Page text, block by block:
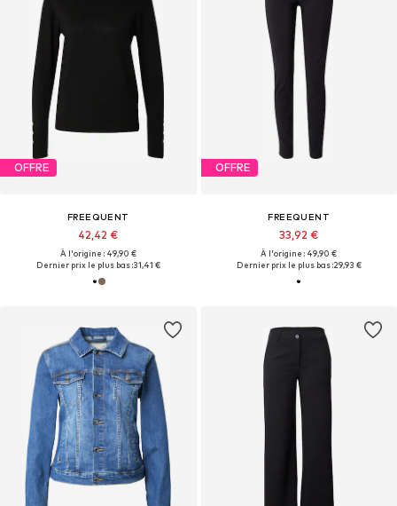
OFFRE
FREEQUENT
42,42 €
À l'origine : 49,90 €
Dernier prix le plus bas :31,41 €
OFFRE
FREEQUENT
33,92 €
À l'origine : 49,90 €
Dernier prix le plus bas :29,93 €